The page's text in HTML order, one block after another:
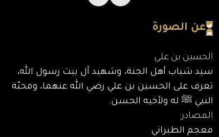
عن الصورة
الحسين بن علي
سيد شباب أهل الجنة، وشهيد آل بيت رسول الله،
تعرف على الحسين بن علي رضي الله عنهما، ومحبّة
النبي ﷺ له ولأخيه الحسن.
المصادر:
معجم الطبراني